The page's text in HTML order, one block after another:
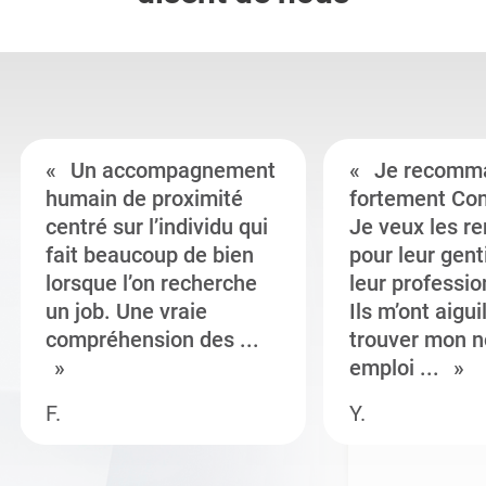
Un accompagnement
humain de proximité
centré sur l’individu qui
fait beaucoup de bien
lorsque l’on recherche
un job. Une vraie
compréhension des ...
F.
Je
fortement
Je veux les
pour leur
leur
Ils m’ont
trouver mon
emploi ...
Y.